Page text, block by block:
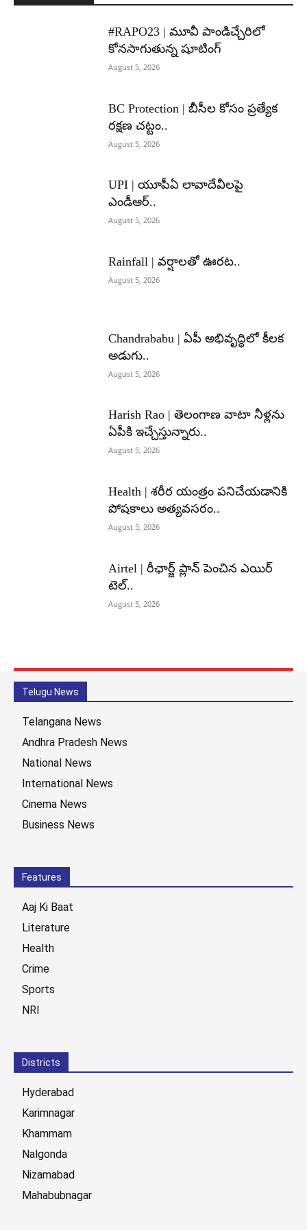
#RAPO23 | మూవీ పాండిచ్చేరిలో
కోనసాగుతున్న షూటింగ్
August 5, 2026
BC Protection | బీసీల కోసం ప్రత్యేక
రక్షణ చట్టం..
August 5, 2026
UPI | యూపీఏ లావాదేవీలపై
ఎండీఆర్..
August 5, 2026
Rainfall | వర్షాలతో ఊరట..
August 5, 2026
Chandrababu | ఏపీ అభివృద్ధిలో కీలక
అడుగు..
August 5, 2026
Harish Rao | తెలంగాణ వాటా నీళ్లను
ఏపీకి ఇచ్చేస్తున్నారు..
August 5, 2026
Health | శరీర యంత్రం పనిచేయడానికి
పోషకాలు అత్యవసరం..
August 5, 2026
Airtel | రీఛార్జ్ ప్లాన్ పెంచిన ఎయిర్
టెల్..
August 5, 2026
Telugu News
Telangana News
Andhra Pradesh News
National News
International News
Cinema News
Business News
Features
Aaj Ki Baat
Literature
Health
Crime
Sports
NRI
Districts
Hyderabad
Karimnagar
Khammam
Nalgonda
Nizamabad
Mahabubnagar